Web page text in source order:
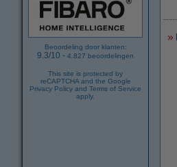
Beoordeling door klanten:
9.3/10 - 4.827 beoordelingen
This site is protected by
reCAPTCHA and the Google
Privacy Policy and Terms of Service
apply.